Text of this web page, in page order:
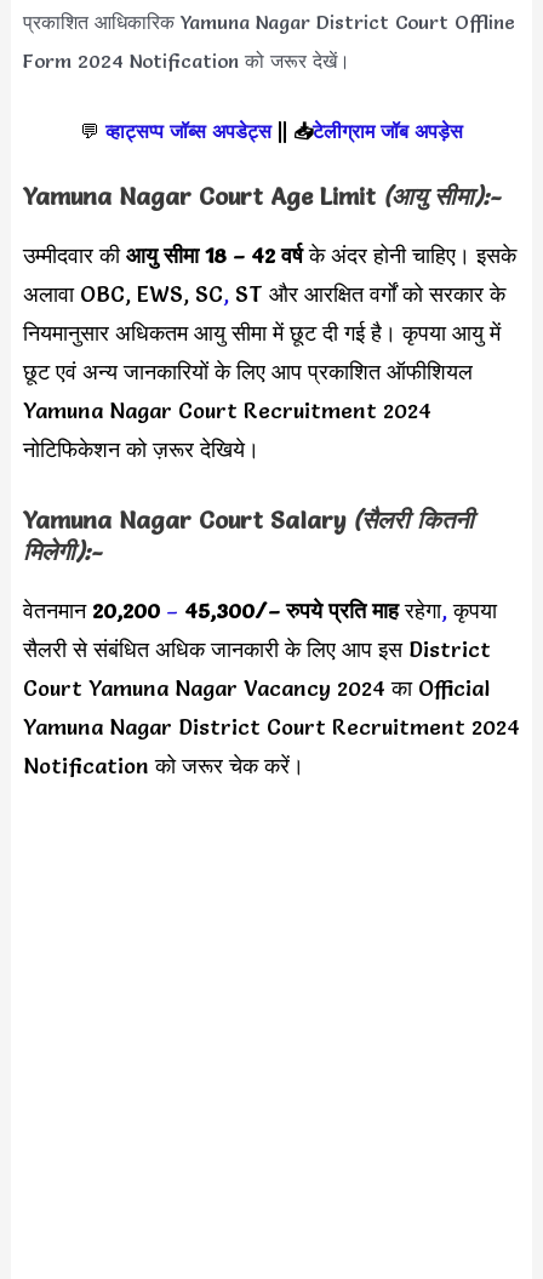
प्रकाशित आधिकारिक Yamuna Nagar District Court Offline
Form 2024 Notification को जरूर देखें।
💬 व्हाट्सप्प जॉब्स अपडेट्स|| 📥टेलीग्राम जॉब अपड़ेस
Yamuna Nagar Court Age Limit (आयु सीमा):-
उम्मीदवार कीआयु सीमा 18 – 42 वर्षके अंदर होनी चाहिए। इसके
अलावा OBC, EWS, SC, ST और आरक्षित वर्गों को सरकार के
नियमानुसार अधिकतम आयु सीमा में छूट दी गई है। कृपया आयु में
छूट एवं अन्य जानकारियों के लिए आप प्रकाशित ऑफीशियल
Yamuna Nagar Court Recruitment 2024
नोटिफिकेशन को ज़रूर देखिये।
Yamuna Nagar Court Salary (सैलरी कितनी
मिलेगी):-
वेतनमान 20,200 – 45,300/– रुपये प्रति माहरहेगा,कृपया
सैलरी से संबंधित अधिक जानकारी के लिए आप इस District
Court Yamuna Nagar Vacancy 2024 का Official
Yamuna Nagar District Court Recruitment 2024
Notification को जरूर चेक करें।